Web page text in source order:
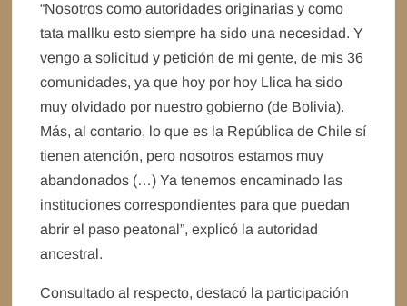
“Nosotros como autoridades originarias y como
tata mallku esto siempre ha sido una necesidad. Y
vengo a solicitud y petición de mi gente, de mis 36
comunidades, ya que hoy por hoy Llica ha sido
muy olvidado por nuestro gobierno (de Bolivia).
Más, al contario, lo que es la República de Chile sí
tienen atención, pero nosotros estamos muy
abandonados (…) Ya tenemos encaminado las
instituciones correspondientes para que puedan
abrir el paso peatonal”, explicó la autoridad
ancestral.
Consultado al respecto, destacó la participación